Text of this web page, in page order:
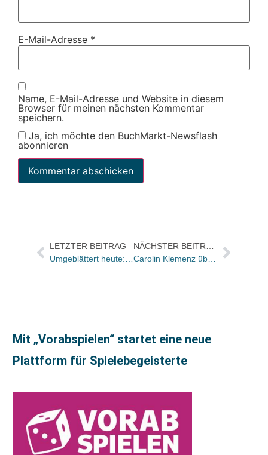
E-Mail-Adresse *
Name, E-Mail-Adresse und Website in diesem
Browser für meinen nächsten Kommentar
speichern.
Ja, ich möchte den BuchMarkt-Newsflash
abonnieren
LETZTER BEITRAG
Mit „Vorabspielen“ startet eine neue
Plattform für Spielebegeisterte